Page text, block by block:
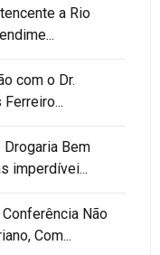
a Rio
com o Dr.
Bem
imperdívei...
Não
Com...